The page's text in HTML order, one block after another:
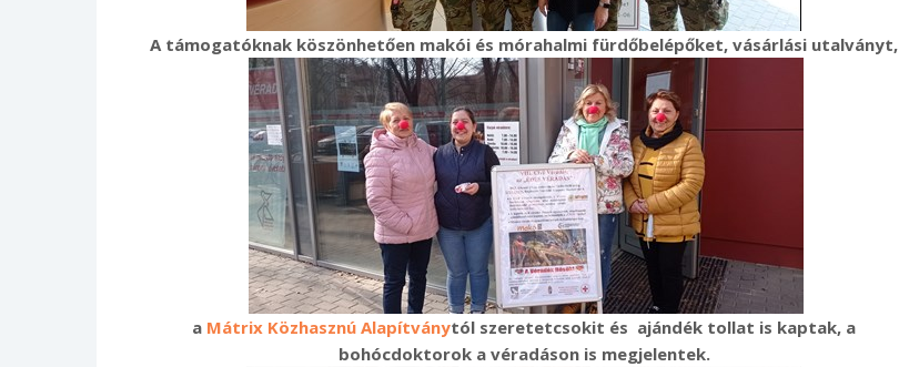
A támogatóknak köszönhetően makói és mórahalmi fürdőbelépőket, vásárlási utalványt,
a Mátrix Közhasznú Alapítványtól szeretetcsokit és ajándék tollat is kaptak, a
bohócdoktorok a véradáson is megjelentek.